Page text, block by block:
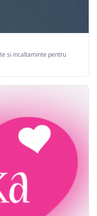
si incaltaminte pentru